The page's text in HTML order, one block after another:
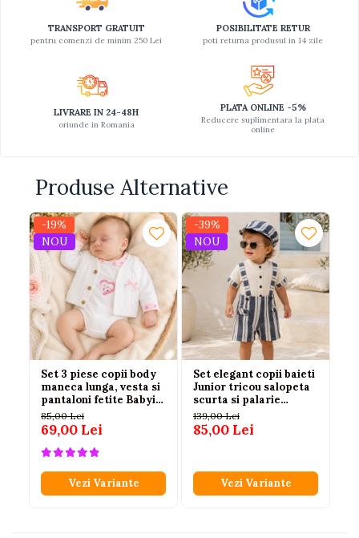
Seturi de doctor
Trenuri cu sine
TRANSPORT GRATUIT
pentru comenzi de minim 250 Lei
POSIBILITATE RETUR
poti returna produsul in 14 zile
LIVRARE IN 24-48H
oriunde in Romania
PLATA ONLINE -5%
Reducere suplimentara la plata
online
Produse Alternative
-19%
NOU
Set 3 piese copii body
maneca lunga, vesta si
pantaloni fetite Babyim
100% bumbac roz
85,00 Lei
69,00 Lei
Vezi Variante
-39%
NOU
Set elegant copii baieti
Junior tricou salopeta
scurta si palarie
bumbac albastru 6-9-
18-24 luni
139,00 Lei
85,00 Lei
Vezi Variante